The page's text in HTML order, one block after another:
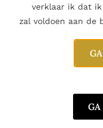
verklaar ik dat
zal voldoen aan de
GA